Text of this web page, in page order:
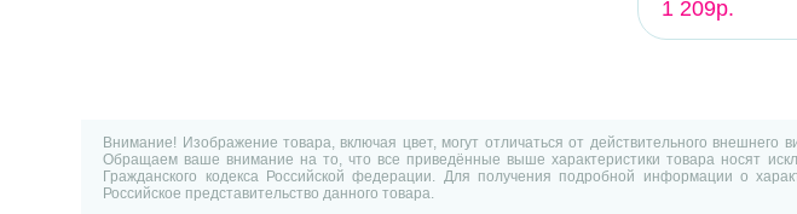
1 209р.
Внимание! Изображение товара, включая цвет, могут отличаться от действительного
Обращаем ваше внимание на то, что все приведённые выше характеристики товара носят
Гражданского кодекса Российской федерации. Для получения подробной информации о
Российское представительство данного товара.